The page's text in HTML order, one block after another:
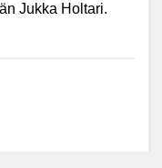
Jukka Holtari.